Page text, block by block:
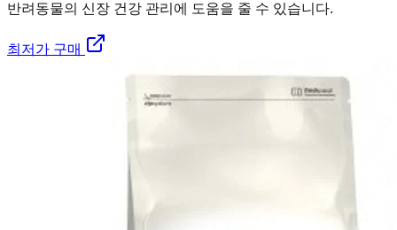
반려동물의 신장 건강 관리에 도움을 줄 수 있습니다.
최저가 구매